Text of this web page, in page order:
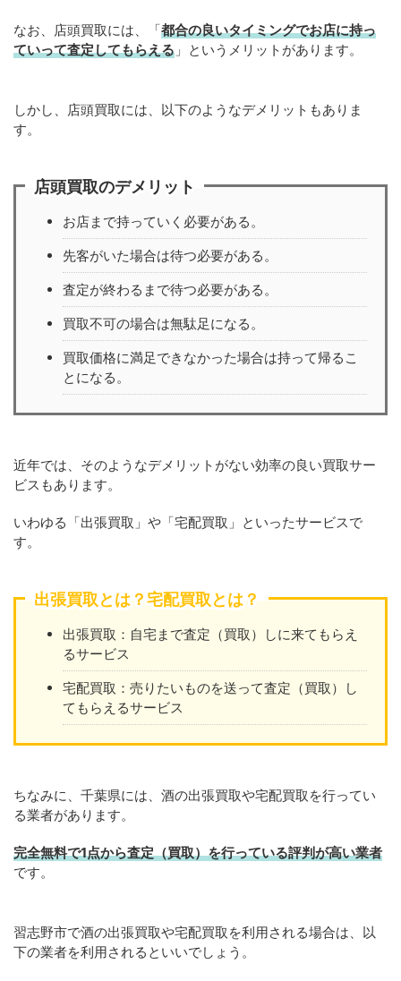
なお、店頭買取には、「都合の良いタイミングでお店に持っ
ていって査定してもらえる 」というメリットがあります。
しかし、店頭買取には、以下のようなデメリットもありま
す。
店頭買取のデメリット
お店まで持っていく必要がある。
先客がいた場合は待つ必要がある。
査定が終わるまで待つ必要がある。
買取不可の場合は無駄足になる。
買取価格に満足できなかった場合は持って帰るこ
とになる。
近年では、そのようなデメリットがない効率の良い買取サー
ビスもあります。
いわゆる「出張買取」や「宅配買取」といったサービスで
す。
出張買取とは？宅配買取とは？
出張買取：自宅まで査定（買取）しに来てもらえ
るサービス
宅配買取：売りたいものを送って査定（買取）し
てもらえるサービス
ちなみに、千葉県には、酒の出張買取や宅配買取を行ってい
る業者があります。
完全無料で1点から査定（買取）を行っている評判が高い業者
です。
習志野市で酒の出張買取や宅配買取を利用される場合は、以
下の業者を利用されるといいでしょう。